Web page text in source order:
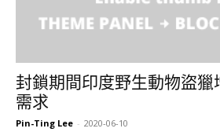
封鎖期間印度野生動物盜獵
需求
Pin-Ting Lee - 2020-06-10